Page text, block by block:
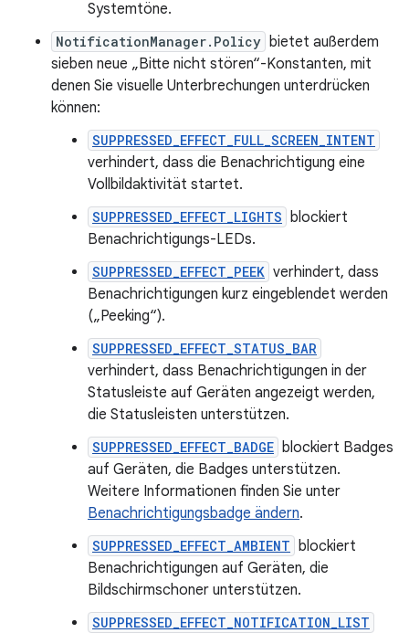
Systemtöne.
NotificationManager.Policy bietet außerdem
sieben neue „Bitte nicht stören“-Konstanten, mit
denen Sie visuelle Unterbrechungen unterdrücken
können:
SUPPRESSED_EFFECT_FULL_SCREEN_INTENT
verhindert, dass die Benachrichtigung eine
Vollbildaktivität startet.
SUPPRESSED_EFFECT_LIGHTS blockiert
Benachrichtigungs-LEDs.
SUPPRESSED_EFFECT_PEEK verhindert, dass
Benachrichtigungen kurz eingeblendet werden
(„Peeking“).
SUPPRESSED_EFFECT_STATUS_BAR
verhindert, dass Benachrichtigungen in der
Statusleiste auf Geräten angezeigt werden,
die Statusleisten unterstützen.
SUPPRESSED_EFFECT_BADGE blockiert Badges
auf Geräten, die Badges unterstützen.
Weitere Informationen finden Sie unter
Benachrichtigungsbadge ändern.
SUPPRESSED_EFFECT_AMBIENT blockiert
Benachrichtigungen auf Geräten, die
Bildschirmschoner unterstützen.
SUPPRESSED_EFFECT_NOTIFICATION_LIST